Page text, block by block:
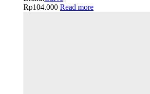
Rp104.000 Read more